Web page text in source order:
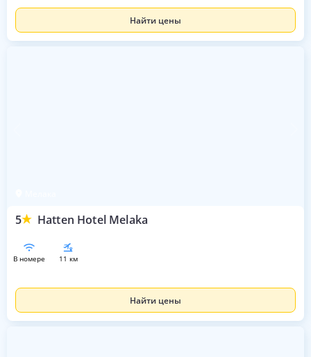
Найти цены
5 Hatten Hotel Melaka
в номере 11 км
Найти цены